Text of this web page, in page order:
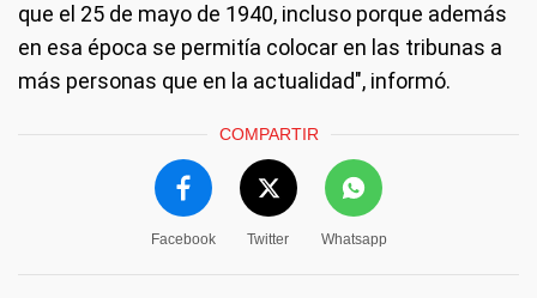
que el 25 de mayo de 1940, incluso porque además
en esa época se permitía colocar en las tribunas a
más personas que en la actualidad", informó.
COMPARTIR
Facebook Twitter Whatsapp